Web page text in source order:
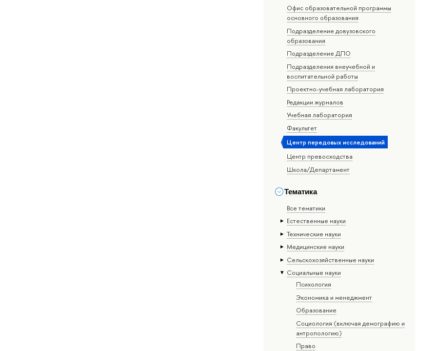
Офис образовательной программы
основного образования
Подразделение довузовского
образования
Подразделение ДПО
Подразделения внеучебной и
воспитательной работы
Проектно-учебная лаборатория
Редакции журналов
Учебная лаборатория
Факультет
Центр передовых исследований
Центр превосходства
Школа/Департамент
Тематика
Все тематики
Естественные науки
Тех­ничес­кие науки
Медицинские науки
Сельскохозяйственные науки
Социальные науки
Психология
Экономика и менеджмент
Образование
Социология (включая демографию и
антропологию)
Право